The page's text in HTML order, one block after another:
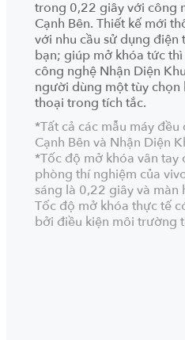
trong 0,22 giây với công
Cạnh Bên. Thiết kế mới
với nhu cầu sử dụng điện
bạn; giúp mở khóa tức
công nghệ Nhận Diện
người dùng một tùy chọn
thoại trong tích tắc.
*Tất cả các mẫu máy đều
Cạnh Bên và Nhận Diện
*Tốc độ mở khóa vân tay
phòng thí nghiệm của
sáng là 0,22 giây và màn
Tốc độ mở khóa thực tế
bởi điều kiện môi trường